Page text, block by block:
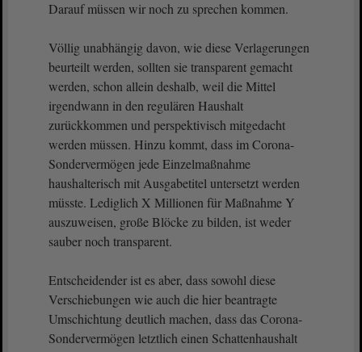
Darauf müssen wir noch zu sprechen kommen.
Völlig unabhängig davon, wie diese Verlagerungen
beurteilt werden, sollten sie transparent gemacht
werden, schon allein deshalb, weil die Mittel
irgendwann in den regulären Haushalt
zurückkommen und perspektivisch mitgedacht
werden müssen. Hinzu kommt, dass im Corona-
Sondervermögen jede Einzelmaßnahme
haushalterisch mit Ausgabetitel untersetzt werden
müsste. Lediglich X Millionen für Maßnahme Y
auszuweisen, große Blöcke zu bilden, ist weder
sauber noch transparent.
Entscheidender ist es aber, dass sowohl diese
Verschiebungen wie auch die hier beantragte
Umschichtung deutlich machen, dass das Corona-
Sondervermögen letztlich einen Schattenhaushalt